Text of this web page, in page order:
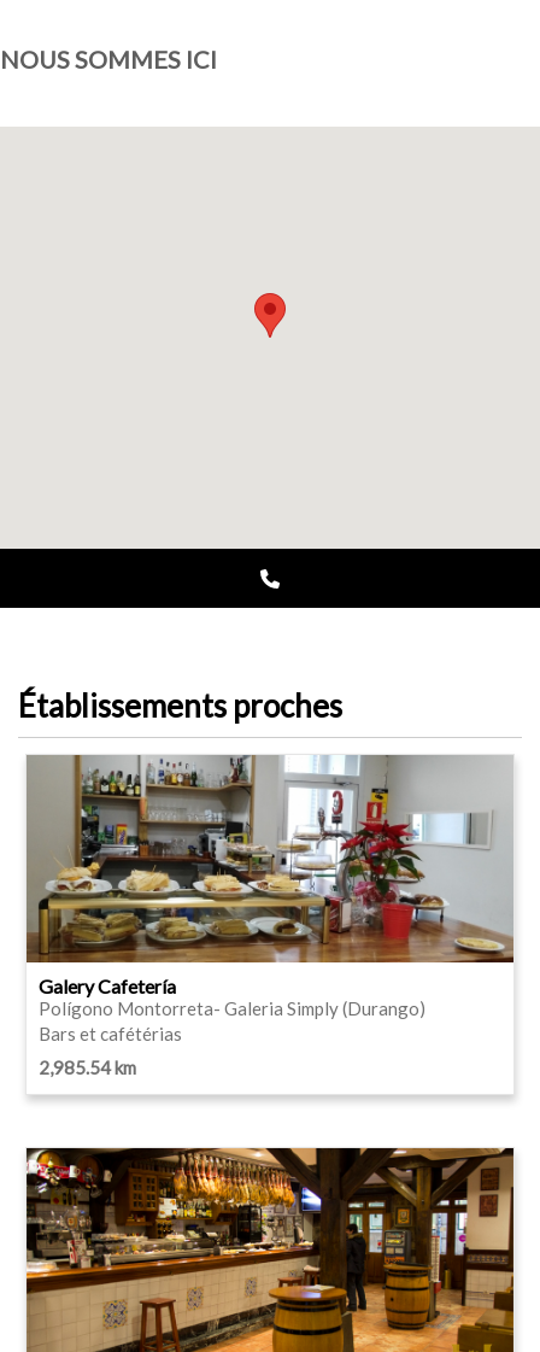
NOUS SOMMES ICI
Établissements proches
Galery Cafetería
Polígono Montorreta- Galeria Simply (Durango)
Bars et cafétérias
2,985.54 km